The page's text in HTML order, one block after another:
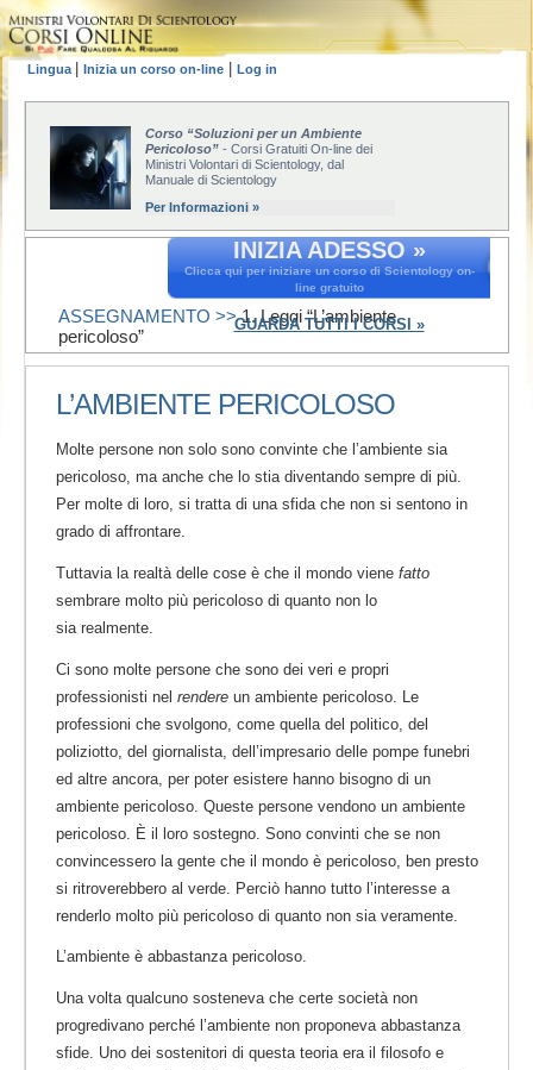
Lingua Inizia un corso on-line Log in
Corso “Soluzioni per un Ambiente
Pericoloso” - Corsi Gratuiti On-line dei
Ministri Volontari di Scientology, dal
Manuale di Scientology
Per Informazioni »
INIZIA ADESSO »
Clicca qui per iniziare un corso di Scientology on-
line gratuito
GUARDA TUTTI I CORSI »
ASSEGNAMENTO >>1. Leggi “L’ambiente
pericoloso”
L’AMBIENTE PERICOLOSO
Molte persone non solo sono convinte che l’ambiente sia
pericoloso, ma anche che lo stia diventando sempre di più.
Per molte di loro, si tratta di una sfida che non si sentono in
grado di affrontare.
Tuttavia la realtà delle cose è che il mondo viene fatto
sembrare molto più pericoloso di quanto non lo
sia realmente.
Ci sono molte persone che sono dei veri e propri
professionisti nel rendere un ambiente pericoloso. Le
professioni che svolgono, come quella del politico, del
poliziotto, del giornalista, dell’impresario delle pompe funebri
ed altre ancora, per poter esistere hanno bisogno di un
ambiente pericoloso. Queste persone vendono un ambiente
pericoloso. È il loro sostegno. Sono convinti che se non
convincessero la gente che il mondo è pericoloso, ben presto
si ritroverebbero al verde. Perciò hanno tutto l’interesse a
renderlo molto più pericoloso di quanto non sia veramente.
L’ambiente è abbastanza pericoloso.
Una volta qualcuno sosteneva che certe società non
progredivano perché l’ambiente non proponeva abbastanza
sfide. Uno dei sostenitori di questa teoria era il filosofo e